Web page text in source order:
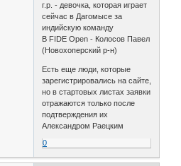
г.р. - девочка, которая играет
сейчас в Дагомысе за
индийскую команду
В FIDE Open - Колосов Павел
(Новохоперский р-н)
Есть еще люди, которые
зарегистрировались на сайте,
но в стартовых листах заявки
отражаются только после
подтверждения их
Александром Раецким
0